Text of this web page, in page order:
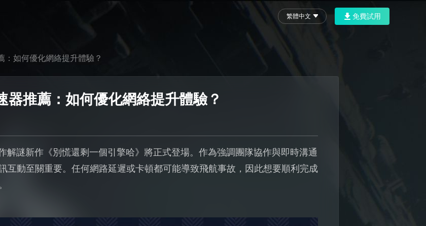
繁體中文 免費試用
：如何優化網絡提升體驗？
器推薦：如何優化網絡提升體驗？
解謎新作《別慌還剩一個引擎哈》將正式登場。作為強調團隊協作與即時溝通
互動至關重要。任何網路延遲或卡頓都可能導致飛航事故，因此想要順利完成